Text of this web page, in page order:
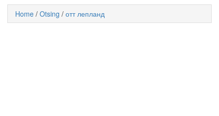
Home / Otsing / отт лепланд